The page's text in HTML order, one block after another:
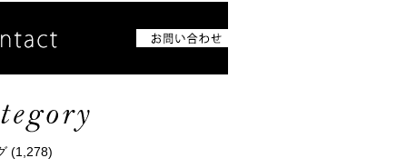
(1,278)